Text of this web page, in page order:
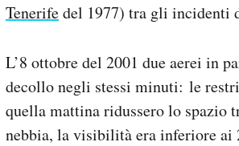
Tenerifedel 1977) tra gli incidenti
L’8 ottobre del 2001 due aerei in
decollo negli stessi minuti: le
quella mattina ridussero lo spazio
nebbia, la visibilità era inferiore ai